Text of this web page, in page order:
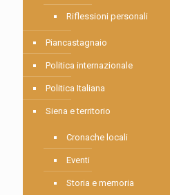
Riflessioni personali
Piancastagnaio
Politica internazionale
Politica Italiana
Siena e territorio
Cronache locali
Eventi
Storia e memoria